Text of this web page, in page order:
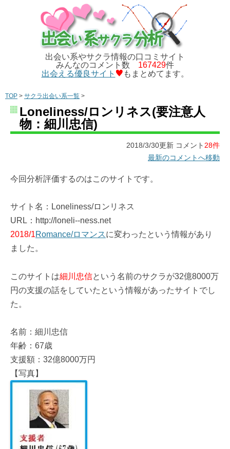
出会い系やサクラ情報の口コミサイト
みんなのコメント数 167429件
出会える優良サイト
もまとめてます。
TOP > サクラ出会い系一覧 >
Loneliness/ロンリネス(要注意人
物：細川忠信)
2018/3/30更新 コメント 28件
最新のコメントへ移動
今回分析評価するのはこのサイトです。
サイト名：Loneliness/ロンリネス
URL：http://loneli--ness.net
2018/1Romance/ロマンスに変わったという情報があり
ました。
このサイトは細川忠信という名前のサクラが32億8000万
円の支援の話をしていたという情報があったサイトでし
た。
名前：細川忠信
年齢：67歳
支援額：32億8000万円
【写真】